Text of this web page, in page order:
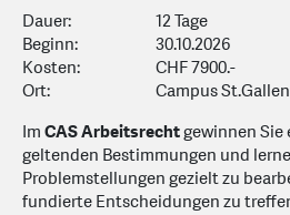
Dauer:
12 Tage
Beginn:
30.10.2026
Kosten:
CHF 7900.-
Ort:
Campus St.Gallen
ImCAS Arbeitsrechtgewinnen
geltenden Bestimmungen und
Problemstellungen gezielt zu
fundierte Entscheidungen zu